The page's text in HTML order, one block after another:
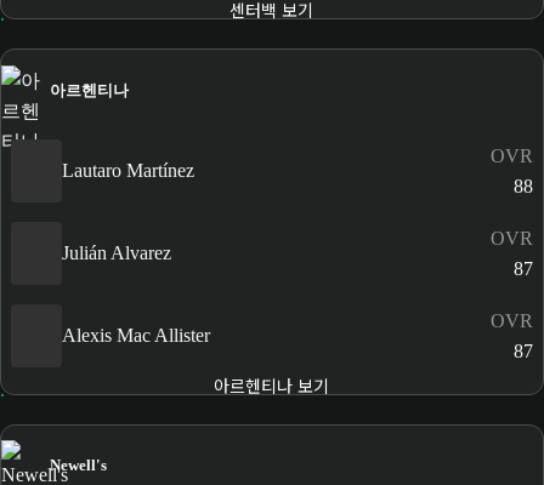
센터백 보기
아르헨티나
Lautaro Martínez
OVR
88
Julián Alvarez
OVR
87
Alexis Mac Allister
OVR
87
아르헨티나 보기
Newell's